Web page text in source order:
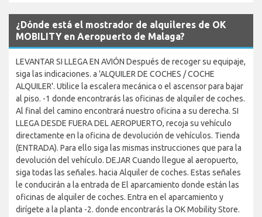
¿Dónde está el mostrador de alquileres de OK
MOBILITY en Aeropuerto de Malaga?
LEVANTAR SI LLEGA EN AVIÓN Después de recoger su equipaje,
siga las indicaciones. a 'ALQUILER DE COCHES / COCHE
ALQUILER'. Utilice la escalera mecánica o el ascensor para bajar
al piso. -1 donde encontrarás las oficinas de alquiler de coches.
Al final del camino encontrará nuestro oficina a su derecha. SI
LLEGA DESDE FUERA DEL AEROPUERTO, recoja su vehículo
directamente en la oficina de devolución de vehículos. Tienda
(ENTRADA). Para ello siga las mismas instrucciones que para la
devolución del vehículo. DEJAR Cuando llegue al aeropuerto,
siga todas las señales. hacia Alquiler de coches. Estas señales
le conducirán a la entrada de El aparcamiento donde están las
oficinas de alquiler de coches. Entra en el aparcamiento y
dirígete a la planta -2. donde encontrarás la OK Mobility Store.